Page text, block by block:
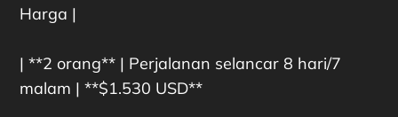
Harga |
| **2 orang** | Perjalanan selancar 8 hari/7
malam | **$1.530 USD**